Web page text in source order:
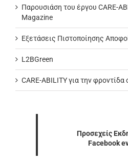
Παρουσιάση του έργου CARE-
Magazine
Εξετάσεις Πιστοποίησης
L2BGreen
CARE-ABILITY για την
Προσεχείς
Facebook